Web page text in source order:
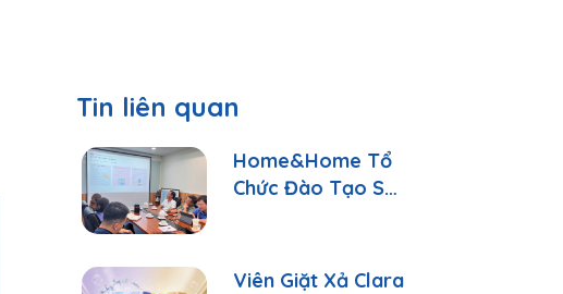
Tin liên quan
Home&Home Tổ
Chức Đào Tạo Sản
Hơn
Viên Giặt Xả Clara